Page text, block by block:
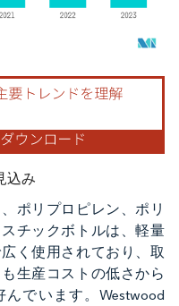
4.0の表示が必要です。
込み
ポリプロピレン、ポリ
チックボトルは、軽量
く使用されており、取
生産コストの低さから
でいます。Westwood